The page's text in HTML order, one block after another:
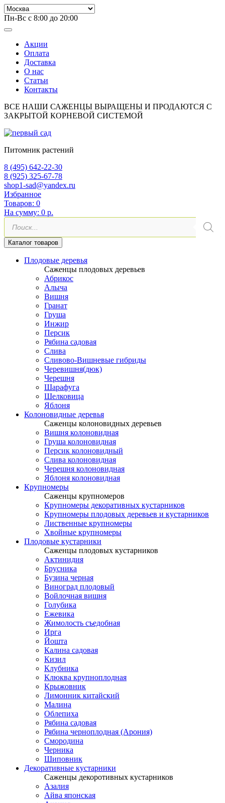
Пн-Вс с 8:00 до 20:00
Акции
Оплата
Доставка
О нас
Статьи
Контакты
ВСЕ НАШИ САЖЕНЦЫ ВЫРАЩЕНЫ И ПРОДАЮТСЯ С
ЗАКРЫТОЙ КОРНЕВОЙ СИСТЕМОЙ
Питомник растений
8 (495) 642-22-30
8 (925) 325-67-78
shop1-sad@yandex.ru
Избранное
Товаров: 0
На сумму: 0 р.
Поиск
товаров
Каталог товаров
Плодовые деревья
Саженцы плодовых деревьев
Абрикос
Алыча
Вишня
Гранат
Груша
Инжир
Персик
Рябина садовая
Слива
Сливово-Вишневые гибриды
Черевишня(дюк)
Черешня
Шарафуга
Шелковица
Яблоня
Колоновидные деревья
Саженцы колоновидных деревьев
Вишня колоновидная
Груша колоновидная
Персик колоновидный
Слива колоновидная
Черешня колоновидная
Яблоня колоновидная
Крупномеры
Саженцы крупномеров
Крупномеры декоративных кустарников
Крупномеры плодовых деревьев и кустарников
Лиственные крупномеры
Хвойные крупномеры
Плодовые кустарники
Саженцы плодовых кустарников
Актинидия
Брусника
Бузина черная
Виноград плодовый
Войлочная вишня
Голубика
Ежевика
Жимолость съедобная
Ирга
Йошта
Калина садовая
Кизил
Клубника
Клюква крупноплодная
Крыжовник
Лимонник китайский
Малина
Облепиха
Рябина садовая
Рябина черноплодная (Арония)
Смородина
Черника
Шиповник
Декоративные кустарники
Саженцы декоротивных кустарников
Азалия
Айва японская